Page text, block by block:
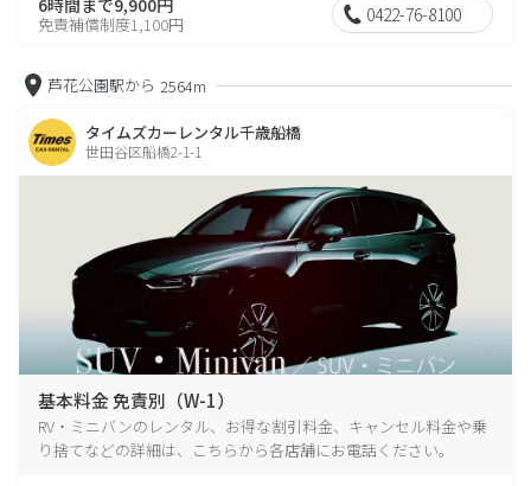
免責補償制度1,100円 0422-76-8100
芦花公園駅から 2564m
タイムズカーレンタル千歳船橋
世田谷区船橋2-1-1
基本料金 免責別（W-1）
RV・ミニバンのレンタル、お得な割引料金、キャンセル料金や乗
り捨てなどの詳細は、こちらから各店舗にお電話ください。